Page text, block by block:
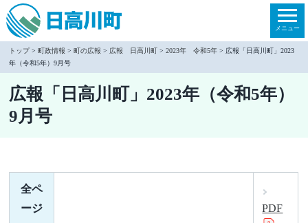
本
文
移
メニュー
トップ>町政情報 >町の広報 > 広報 日高川町 >2023年 令和5年 > 広報「日高川町」2023
年（令和5年）9月号
広報「日高川町」2023年（令和5年）
9月号
全ペ
ージ
PDF